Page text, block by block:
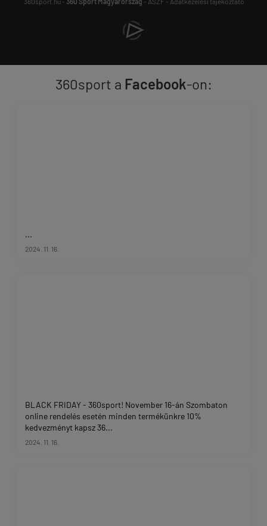
360sport a Facebook-on:
...
2024. 11. 16.
BLACK FRIDAY - 360sport! November 16-án Szombaton
online rendelés esetén minden termékünkre 10%
kedvezményt kapsz 36...
2024. 11. 16.